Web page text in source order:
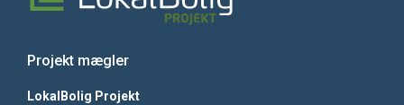
Projekt mægler
LokalBolig Projekt